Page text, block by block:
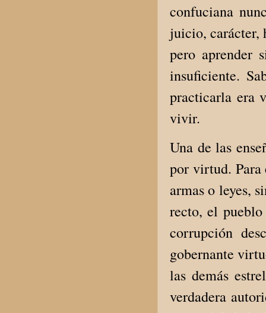
confuciana
juicio, carácter,
pero aprender
insuficiente.
practicarla era
vivir.
Una de las
por virtud. Para
armas o leyes,
recto, el
corrupción
gobernante
las demás
verdadera